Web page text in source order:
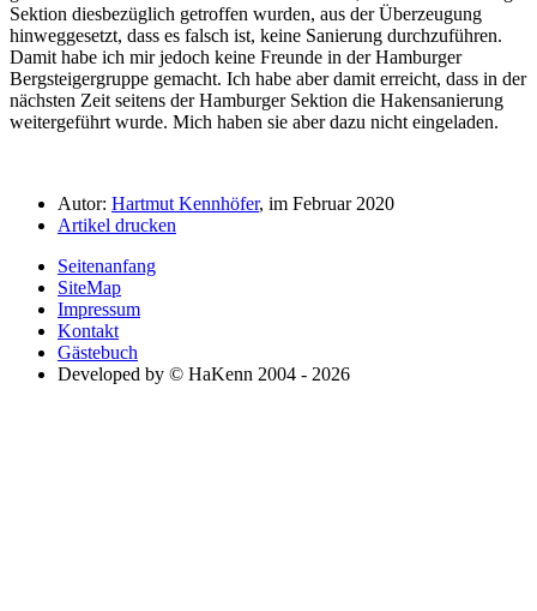
Sektion diesbezüglich getroffen wurden, aus der Überzeugung
hinweggesetzt, dass es falsch ist, keine Sanierung durchzuführen.
Damit habe ich mir jedoch keine Freunde in der Hamburger
Bergsteigergruppe gemacht. Ich habe aber damit erreicht, dass in der
nächsten Zeit seitens der Hamburger Sektion die Hakensanierung
weitergeführt wurde. Mich haben sie aber dazu nicht eingeladen.
Autor: Hartmut Kennhöfer, im Februar 2020
Artikel drucken
Seitenanfang
SiteMap
Impressum
Kontakt
Gästebuch
Developed by © HaKenn 2004 - 2026